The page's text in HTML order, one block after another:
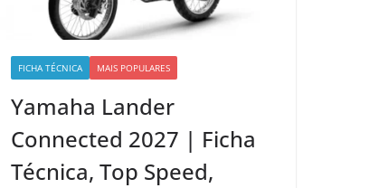
FICHA TÉCNICA MAIS POPULARES
Yamaha Lander
Connected 2027 | Ficha
Técnica, Top Speed,